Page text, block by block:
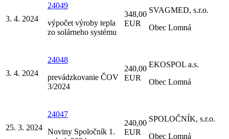
3. 4. 2024
24049
výpočet výroby tepla
zo solárneho systému
348,00
EUR
SVAGMED, s.r.o.
Obec Lomná
3. 4. 2024
24048
prevádzkovanie ČOV
3/2024
240,00
EUR
EKOSPOL a.s.
Obec Lomná
25. 3. 2024
24047
Noviny Spoločník 1.
240,00
EUR
SPOLOČNÍK, s.r.o.
Obec Lomná